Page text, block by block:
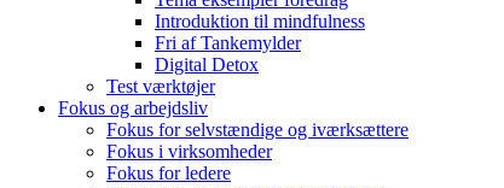
Introduktion til mindfulness
Fri af Tankemylder
Digital Detox
Test værktøjer
Fokus og arbejdsliv
Fokus for selvstændige og iværksættere
Fokus i virksomheder
Fokus for ledere